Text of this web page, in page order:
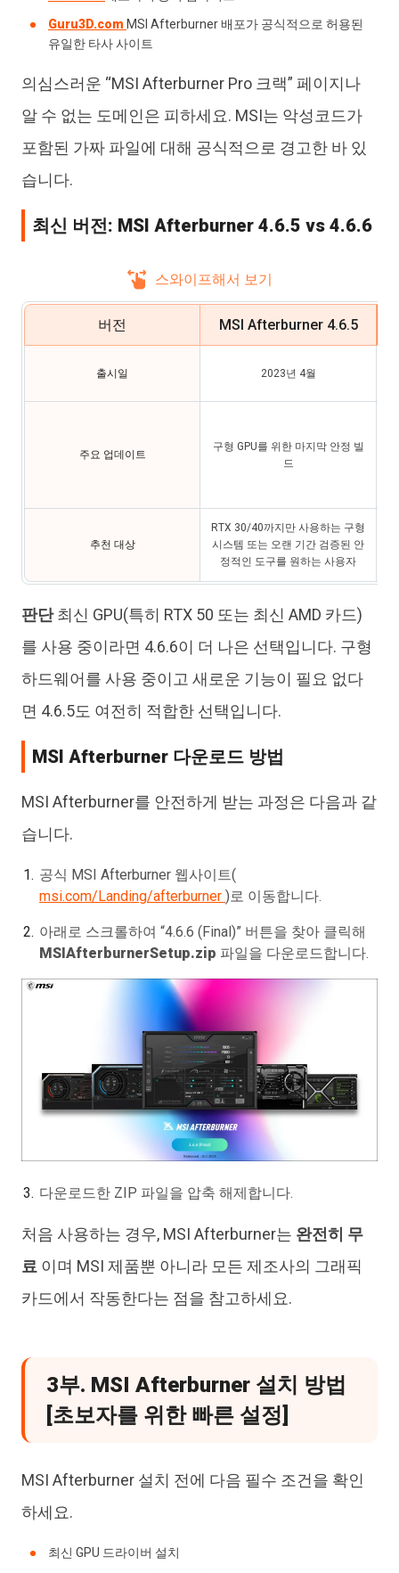
Guru3D.com MSI Afterburner 배포가 공식적으로 허용된
유일한 타사 사이트
의심스러운 “MSI Afterburner Pro 크랙” 페이지나
알 수 없는 도메인은 피하세요. MSI는 악성코드가
포함된 가짜 파일에 대해 공식적으로 경고한 바 있
습니다.
최신 버전: MSI Afterburner 4.6.5 vs 4.6.6
스와이프해서 보기
버전 MSI Afterburner 4.6.5
출시일 2023년 4월
주요 업데이트
구형 GPU를 위한 마지막 안정 빌
드
추천 대상
RTX 30/40까지만 사용하는 구형
시스템 또는 오랜 기간 검증된 안
정적인 도구를 원하는 사용자
판단최신 GPU(특히 RTX 50 또는 최신 AMD 카드)
를 사용 중이라면 4.6.6이 더 나은 선택입니다. 구형
하드웨어를 사용 중이고 새로운 기능이 필요 없다
면 4.6.5도 여전히 적합한 선택입니다.
MSI Afterburner 다운로드 방법
MSI Afterburner를 안전하게 받는 과정은 다음과 같
습니다.
공식 MSI Afterburner 웹사이트(
msi.com/Landing/afterburner )로 이동합니다.
아래로 스크롤하여 “4.6.6 (Final)” 버튼을 찾아 클릭해
MSIAfterburnerSetup.zip 파일을 다운로드합니다.
다운로드한 ZIP 파일을 압축 해제합니다.
처음 사용하는 경우, MSI Afterburner는 완전히 무
료 이며 MSI 제품뿐 아니라 모든 제조사의 그래픽
카드에서 작동한다는 점을 참고하세요.
3부. MSI Afterburner 설치 방법
[초보자를 위한 빠른 설정]
MSI Afterburner 설치 전에 다음 필수 조건을 확인
하세요.
최신 GPU 드라이버 설치